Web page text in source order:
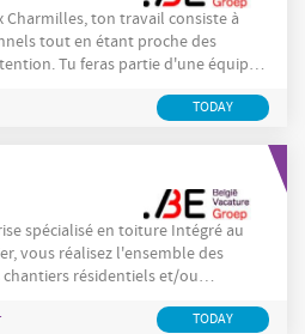
ton travail consiste à
tout en étant proche des
Tu feras partie d'une équipe
sont une évidence. Qui sommes-
de
TODAY
spécialisé en toiture Intégré au
vous réalisez l'ensemble des
résidentiels et/ou
Vos principales
TODAY